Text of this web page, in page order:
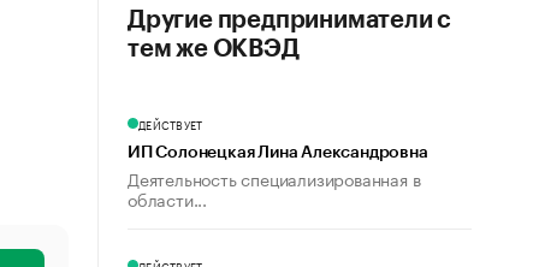
Другие предприниматели с
тем же ОКВЭД
ДЕЙСТВУЕТ
ИП Солонецкая Лина Александровна
Деятельность специализированная в
области...